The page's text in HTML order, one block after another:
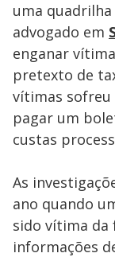
uma
advogado em
enganar
pretexto de
vítimas sofreu
pagar um
custas
As
ano quando
sido vítima da
informações